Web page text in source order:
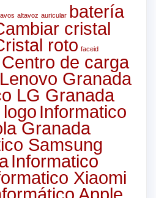
altavoz auricular batería
cristal
roto faceid
de carga
Granada
LG Granada
Informatico
Granada
Samsung
Informatico
Xiaomi
Apple